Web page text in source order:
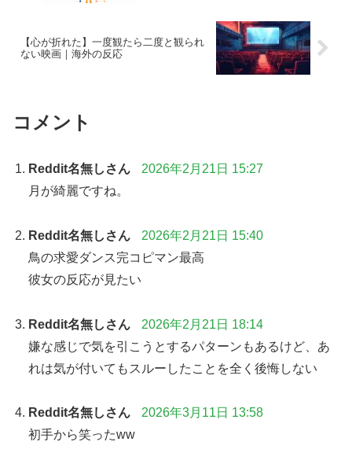
【心が折れた】一度観たら二度と観られ
ない映画｜海外の反応
コメント
Reddit名無しさん
2026年2月21日 15:27
月が綺麗ですね。
Reddit名無しさん
2026年2月21日 15:40
鳥の求愛ダンス完コピマン最高
彼女の反応が見たい
Reddit名無しさん
2026年2月21日 18:14
嫌な感じで気を引こうとするパターンもあるけど、あ
れは気が付いてもスルーしたことを全く後悔しない
Reddit名無しさん
2026年3月11日 13:58
初手から笑ったww